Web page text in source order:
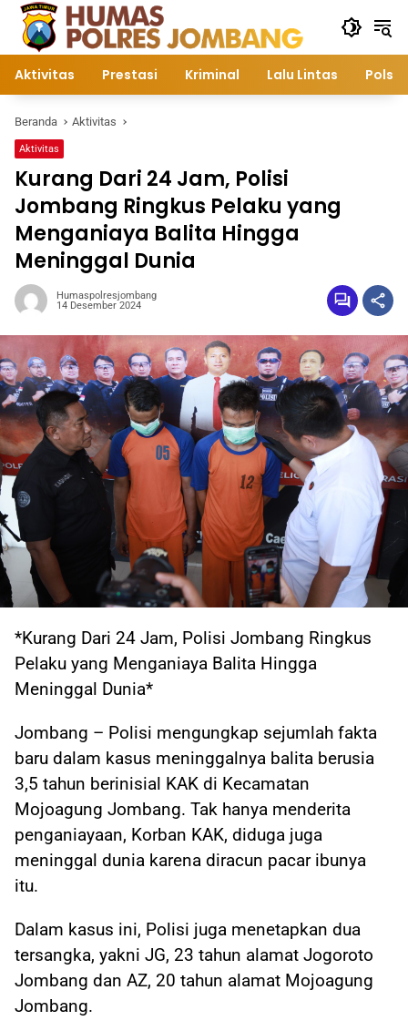
Langsung
konten
Aktivitas Prestasi Kriminal Lalu Lintas
Beranda Aktivitas
Aktivitas
Kurang Dari 24 Jam, Polisi
Jombang Ringkus Pelaku yang
Menganiaya Balita Hingga
Meninggal Dunia
Humaspolresjombang
14 Desember 2024
*Kurang Dari 24 Jam, Polisi Jombang Ringkus
Pelaku yang Menganiaya Balita Hingga
Meninggal Dunia*
Jombang – Polisi mengungkap sejumlah fakta
baru dalam kasus meninggalnya balita berusia
3,5 tahun berinisial KAK di Kecamatan
Mojoagung Jombang. Tak hanya menderita
penganiayaan, Korban KAK, diduga juga
meninggal dunia karena diracun pacar ibunya
itu.
Dalam kasus ini, Polisi juga menetapkan dua
tersangka, yakni JG, 23 tahun alamat Jogoroto
Jombang dan AZ, 20 tahun alamat Mojoagung
Jombang.